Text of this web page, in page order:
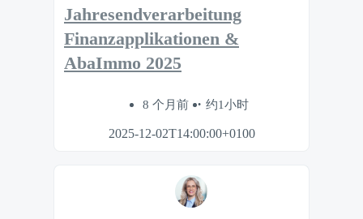
Jahresendverarbeitung
Finanzapplikationen &
AbaImmo 2025
8 个月前 约1小时
2025-12-02T14:00:00+0100